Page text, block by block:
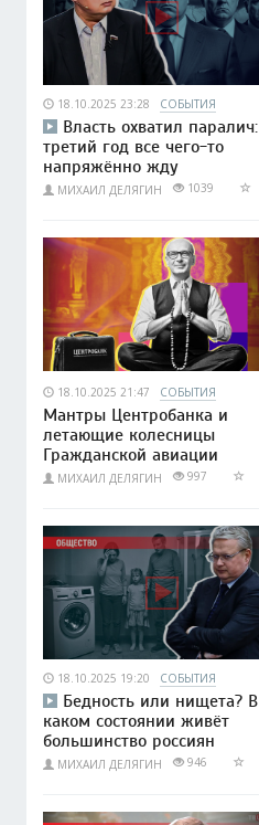
18.10.2025 23:28 СОБЫТИЯ
Власть охватил паралич:
третий год все чего-то
напряжённо жду
МИХАИЛ ДЕЛЯГИН 1039
18.10.2025 21:47 СОБЫТИЯ
Мантры Центробанка и
летающие колесницы
Гражданской авиации
МИХАИЛ ДЕЛЯГИН 997
18.10.2025 19:20 СОБЫТИЯ
Бедность или нищета? В
каком состоянии живёт
большинство россиян
МИХАИЛ ДЕЛЯГИН 946